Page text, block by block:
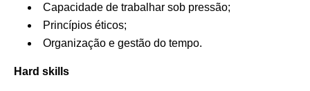
Capacidade de trabalhar sob pressão;
Princípios éticos;
Organização e gestão do tempo.
Hard skills